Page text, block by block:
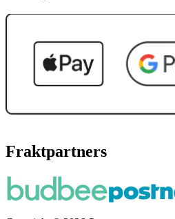
Fraktpartners